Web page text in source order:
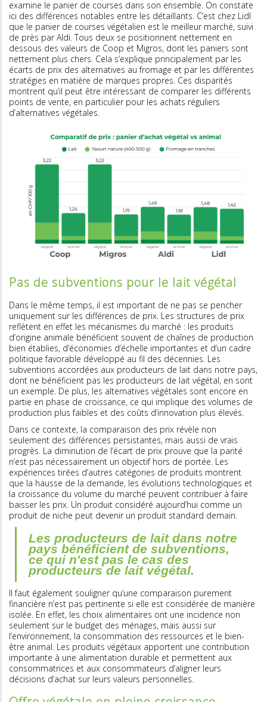
examine le panier de courses dans son ensemble. On constate
ici des différences notables entre les détaillants. C’est chez Lidl
que le panier de courses végétalien est le meilleur marché, suivi
de près par Aldi. Tous deux se positionnent nettement en
dessous des valeurs de Coop et Migros, dont les paniers sont
nettement plus chers. Cela s’explique principalement par les
écarts de prix des alternatives au fromage et par les différentes
stratégies en matière de marques propres. Ces disparités
montrent qu’il peut être intéressant de comparer les différents
points de vente, en particulier pour les achats réguliers
d’alternatives végétales.
Pas de subventions pour le lait végétal
Dans le même temps, il est important de ne pas se pencher
uniquement sur les différences de prix. Les structures de prix
reflètent en effet les mécanismes du marché : les produits
d’origine animale bénéficient souvent de chaînes de production
bien établies, d’économies d’échelle importantes et d’un cadre
politique favorable développé au fil des décennies. Les
subventions accordées aux producteurs de lait dans notre pays,
dont ne bénéficient pas les producteurs de lait végétal, en sont
un exemple. De plus, les alternatives végétales sont encore en
partie en phase de croissance, ce qui implique des volumes de
production plus faibles et des coûts d’innovation plus élevés.
Dans ce contexte, la comparaison des prix révèle non
seulement des différences persistantes, mais aussi de vrais
progrès. La diminution de l’écart de prix prouve que la parité
n’est pas nécessairement un objectif hors de portée. Les
expériences tirées d’autres catégories de produits montrent
que la hausse de la demande, les évolutions technologiques et
la croissance du volume du marché peuvent contribuer à faire
baisser les prix. Un produit considéré aujourd’hui comme un
produit de niche peut devenir un produit standard demain.
Les producteurs de lait dans notre
pays bénéficient de subventions,
ce qui n'est pas le cas des
producteurs de lait végétal.
Il faut également souligner qu’une comparaison purement
financière n’est pas pertinente si elle est considérée de manière
isolée. En effet, les choix alimentaires ont une incidence non
seulement sur le budget des ménages, mais aussi sur
l’environnement, la consommation des ressources et le bien-
être animal. Les produits végétaux apportent une contribution
importante à une alimentation durable et permettent aux
consommatrices et aux consommateurs d’aligner leurs
décisions d’achat sur leurs valeurs personnelles.